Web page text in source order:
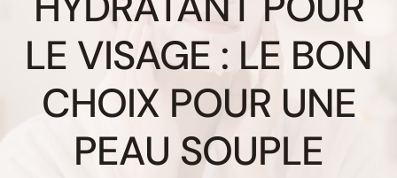
LE VISAGE : LE BON
CHOIX POUR UNE
PEAU SOUPLE